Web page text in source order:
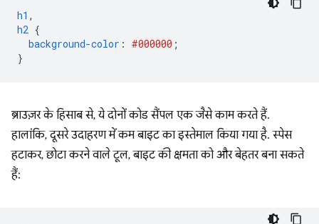
h1 ,
h2 {
background-color : #000000 ;
}
ब्राउज़र के हिसाब से, ये दोनों कोड सैंपल एक जैसे काम करते हैं.
हालांकि, दूसरे उदाहरण में कम बाइट का इस्तेमाल किया गया है. स्पेस
हटाकर, छोटा करने वाले टूल, बाइट की क्षमता को और बेहतर बना सकते
हैं: